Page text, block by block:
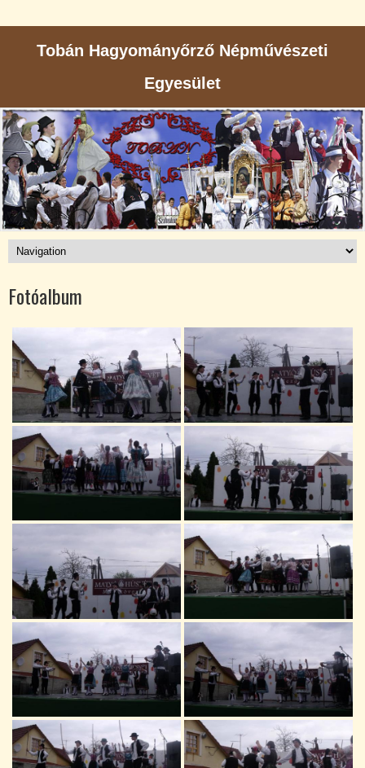
Tobán Hagyományőrző Népművészeti
Egyesület
Fotóalbum